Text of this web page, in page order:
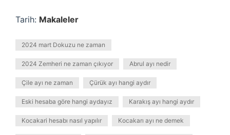
Tarih: Makaleler
2024 mart Dokuzu ne zaman
2024 Zemheri ne zaman çıkıyor Abrul ayı nedir
Çile ayı ne zaman Çürük ayı hangi aydır
Eski hesaba göre hangi aydayız Karakış ayı hangi aydır
Kocakari hesabı nasıl yapılır Kocakarı ayı ne demek